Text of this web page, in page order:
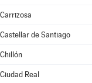
Carrizosa
Castellar de Santiago
Chillón
Ciudad Real